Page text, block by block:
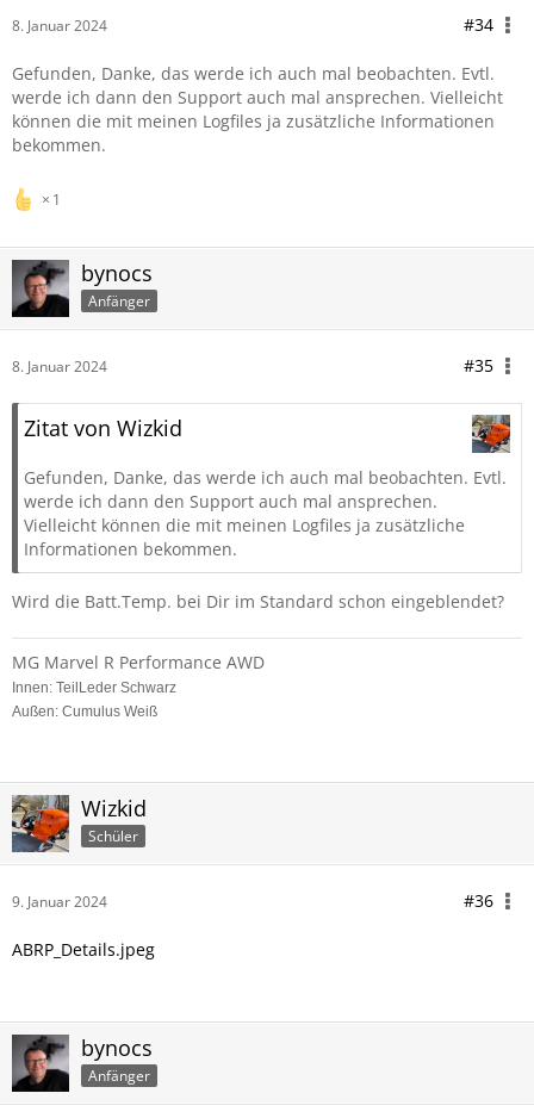
8. Januar 2024 #34
Gefunden, Danke, das werde ich auch mal beobachten. Evtl.
werde ich dann den Support auch mal ansprechen. Vielleicht
können die mit meinen Logfiles ja zusätzliche Informationen
bekommen.
1
bynocs
Anfänger
8. Januar 2024 #35
Zitat von Wizkid
Gefunden, Danke, das werde ich auch mal beobachten. Evtl.
werde ich dann den Support auch mal ansprechen.
Vielleicht können die mit meinen Logfiles ja zusätzliche
Informationen bekommen.
Wird die Batt.Temp. bei Dir im Standard schon eingeblendet?
MG Marvel R Performance AWD
Innen: TeilLeder Schwarz
Außen: Cumulus Weiß
Wizkid
Schüler
9. Januar 2024 #36
ABRP_Details.jpeg
bynocs
Anfänger